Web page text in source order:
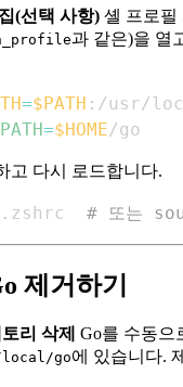
(선택 사항) 셸 프로필
과 같은)을 열
=$PATH
=$HOME/go
고 다시 로드합니다.
# 또는
제거하기
리 삭제 Go를 수동으
go에 있습니다.